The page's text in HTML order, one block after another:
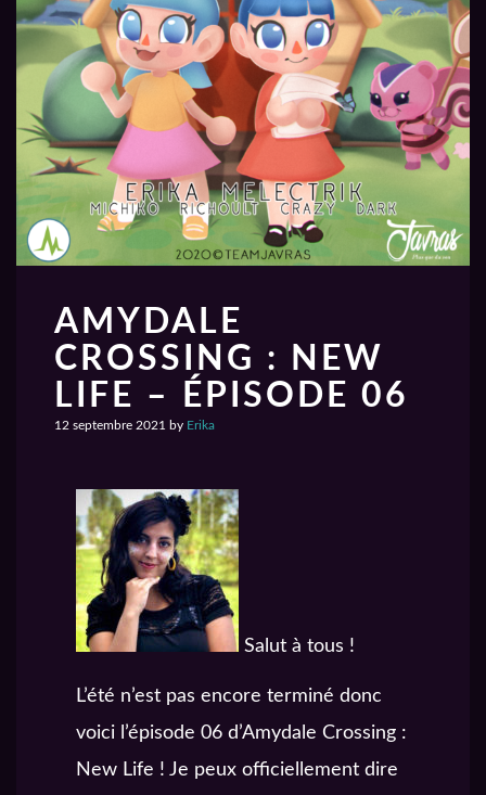
AMYDALE
CROSSING : NEW
LIFE – ÉPISODE 06
12 septembre 2021 by Erika
Salut à tous !
L’été n’est pas encore terminé donc
voici l’épisode 06 d’Amydale Crossing :
New Life ! Je peux officiellement dire